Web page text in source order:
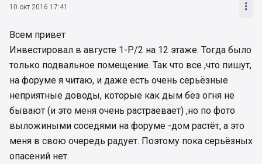
10 окт 2016 17:41 
Всем привет
Инвестировал в августе 1-Р/2 на 12 этаже. Тогда было
только подвальное помещение. Так что все ,что пишут,
на форуме я читаю, и даже есть очень серьёзные
неприятные доводы, которые как дым без огня не
бывают (и это меня очень растраевает) ,но по фото
выложиными соседями на форуме -дом растёт, а это
меня в свою очередь радует. Поэтому пока серьёзных
опасений нет.